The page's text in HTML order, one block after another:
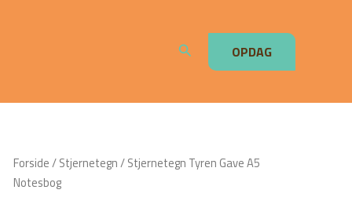
Søg OPDAG
Forside/Stjernetegn/ Stjernetegn Tyren Gave A5
Notesbog